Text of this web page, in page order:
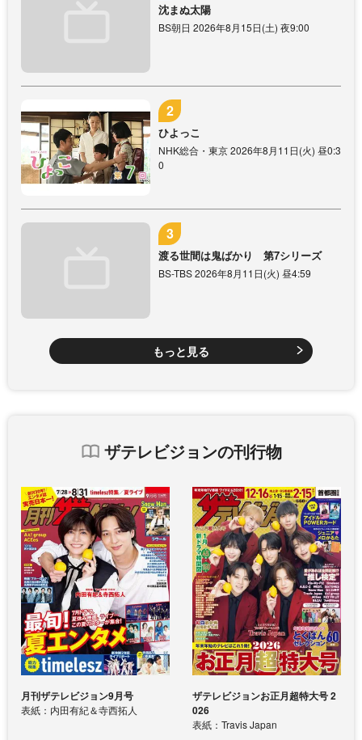
沈まぬ太陽
BS朝日 2026年8月15日(土) 夜9:00
ひよっこ
NHK総合・東京 2026年8月11日(火) 昼0:3
0
渡る世間は鬼ばかり 第7シリーズ
BS-TBS 2026年8月11日(火) 昼4:59
もっと見る
ザテレビジョンの刊行物
月刊ザテレビジョン9月号
表紙：内田有紀＆寺西拓人
ザテレビジョンお正月超特大号 2
026
表紙：Travis Japan